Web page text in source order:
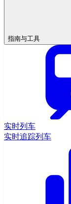
指南与工具
实时列车
实时追踪列车